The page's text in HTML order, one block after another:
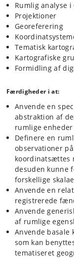
Rumlig analyse i
Projektioner
Georeferering
Tematisk
Kartografiske
Formidling af
Færdigheder i at:
Anvende en
abstraktion af
rumlige
Definere en
observationer
koordinatsættes
desuden kunne
forskellige
Anvende en
registrerede
Anvende
af rumlige
Anvende basale
som kan
tematiseret